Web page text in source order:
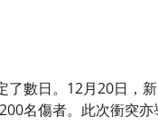
數日。12月20日，
名傷者。此次衝突